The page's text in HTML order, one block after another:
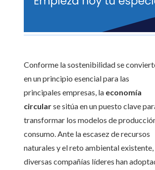
Conforme la sostenibilidad se
en un principio esencial para las
principales empresas, la economía
circularse sitúa en un puesto clave
transformar los modelos de
consumo. Ante la escasez de recursos
naturales y el reto ambiental existente,
diversas compañías líderes han